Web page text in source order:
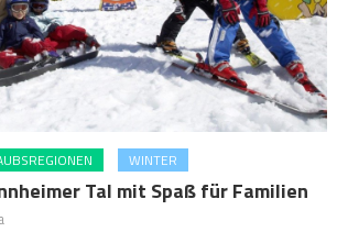
WINTER
Tal mit Spaß für Familien